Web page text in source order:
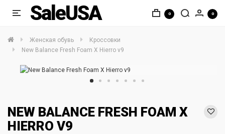
SaleUSA 0 0
Женская обувь
Кроссовки
New Balance Fresh Foam X Hierro v9
NEW BALANCE FRESH FOAM X
HIERRO V9